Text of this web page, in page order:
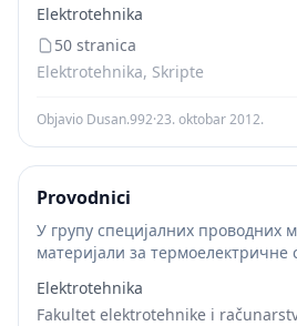
srazmeran razlici termprature za...
Elektrotehnika
50 stranica
Elektrotehnika, Skripte
Objavio Dusan.992·23. oktobar 2012.
Provodnici
У групу специјалних проводних
материјали за термоелектричне
и галванске елементе и
Термоелектричниспрег
Elektrotehnika
Fakultet elektrotehnike i